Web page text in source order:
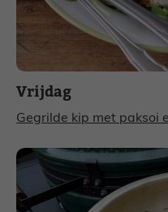
Vrijdag
Gegrilde kip met paksoi